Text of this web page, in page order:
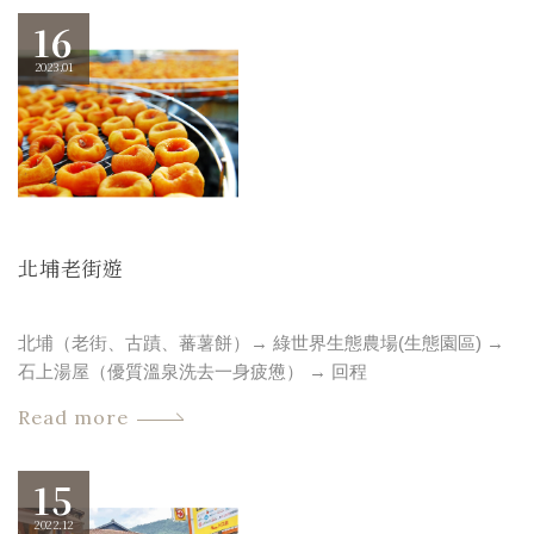
16
2023.01
北埔老街遊
北埔（老街、古蹟、蕃薯餅）→ 綠世界生態農場(生態園區) →
石上湯屋（優質溫泉洗去一身疲憊） → 回程
Read more
15
2022.12